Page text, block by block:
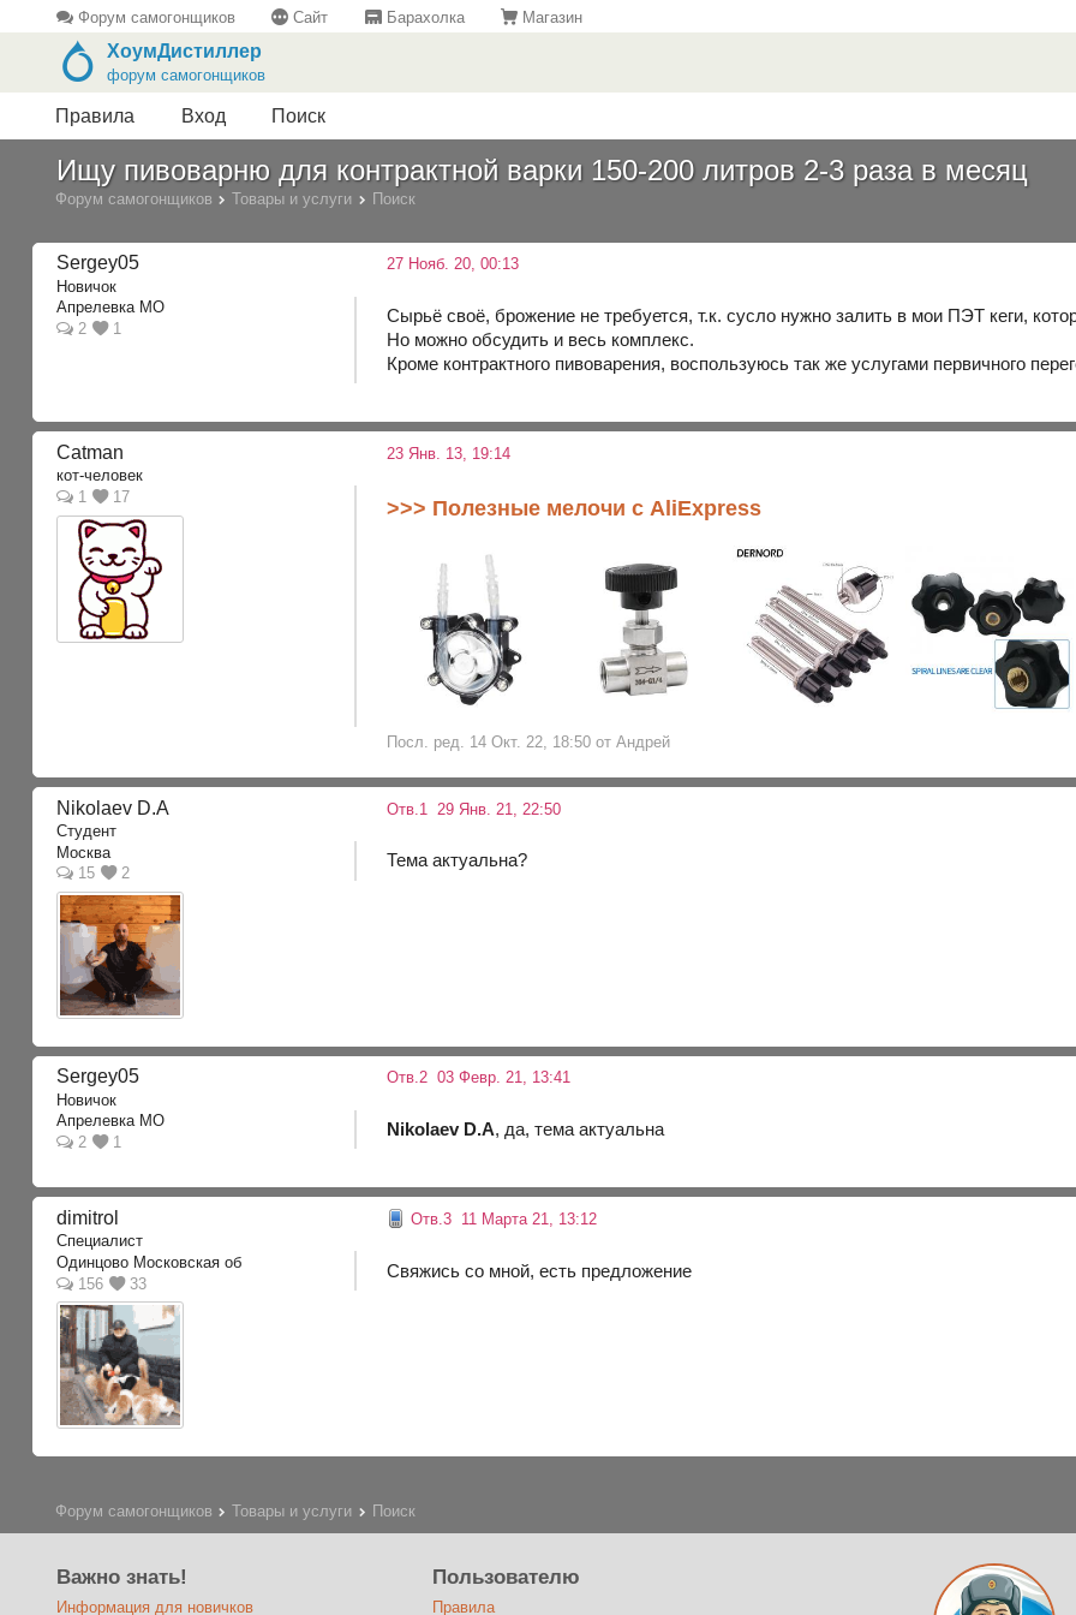
Форум самогонщиков Сайт Барахолка Магазин
ХоумДистиллер
форум самогонщиков
Правила Вход Поиск
Ищу пивоварню для контрактной варки 150-200 литров 2-3 раза в месяц
Форум самогонщиков Товары и услуги Поиск
Sergey05
Новичок
Апрелевка МО
2
1
27 Нояб. 20, 00:13
Сырьё своё, брожение не требуется, т.к. сусло нужно залить в мои ПЭТ кеги,
Но можно обсудить и весь комплекс.
Кроме контрактного пивоварения, воспользуюсь так же услугами первичного
Catman
кот-человек
1
17
23 Янв. 13, 19:14
>>> Полезные мелочи с AliExpress
Посл. ред. 14 Окт. 22, 18:50 от Андрей
Nikolaev D.A
Студент
Москва
15
2
Отв.1 29 Янв. 21, 22:50
Тема актуальна?
Sergey05
Новичок
Апрелевка МО
2
1
Отв.2 03 Февр. 21, 13:41
Nikolaev D.A, да, тема актуальна
dimitrol
Специалист
Одинцово Московская об
156
33
Отв.3 11 Марта 21, 13:12
Свяжись со мной, есть предложение
Форум самогонщиков Товары и услуги Поиск
Важно знать!
Информация для новичков
Пользователю
Правила